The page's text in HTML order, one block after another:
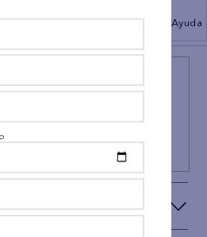
Ayuda
TO TOP
AEO!
REGALO ESPECIAL